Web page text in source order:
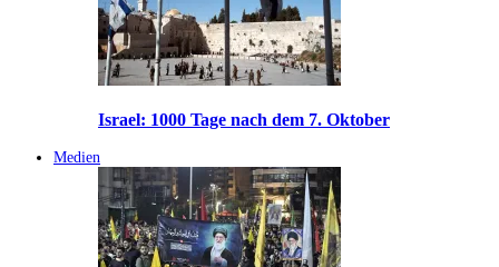
Israel: 1000 Tage nach dem 7. Oktober
Medien